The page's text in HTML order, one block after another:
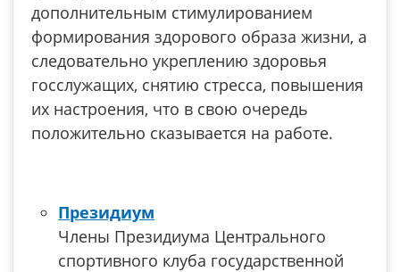
дополнительным стимулированием
формирования здорового образа жизни, а
следовательно укреплению здоровья
госслужащих, снятию стресса, повышения
их настроения, что в свою очередь
положительно сказывается на работе.
Президиум
Члены Президиума Центрального
спортивного клуба государственной